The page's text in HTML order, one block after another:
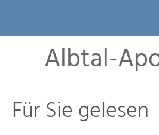
Albtal-
Für Sie gelesen